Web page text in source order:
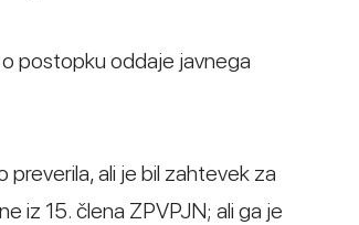
postopku oddaje javnega
ali je bil zahtevek za
iz 15. člena ZPVPJN; ali ga je